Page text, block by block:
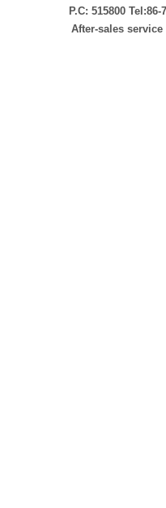
P.C: 515800 Tel:86-
After-sales